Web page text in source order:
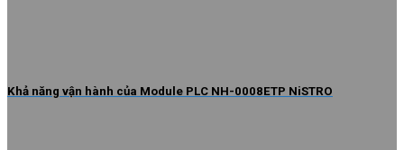
Khả năng vận hành của Module PLC NH-0008ETP NiSTRO